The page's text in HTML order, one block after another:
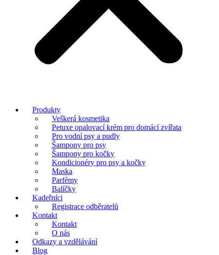
Produkty
Veškerá kosmetika
Petuxe opalovací krém pro domácí zvířata
Pro vodní psy a pudly
Šampony pro psy
Šampony pro kočky
Kondicionéry pro psy a kočky
Maska
Parfémy
Balíčky
Kadeřníci
Registrace odběratelů
Kontakt
Kontakt
O nás
Odkazy a vzdělávání
Blog